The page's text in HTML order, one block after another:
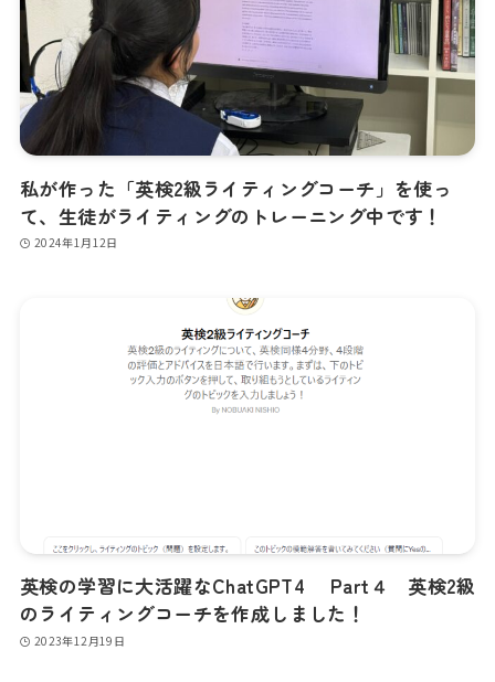
私が作った「英検2級ライティングコーチ」を使っ
て、生徒がライティングのトレーニング中です！
2024年1月12日
英検の学習に大活躍なChatGPT4 Part４ 英検2級
のライティングコーチを作成しました！
2023年12月19日